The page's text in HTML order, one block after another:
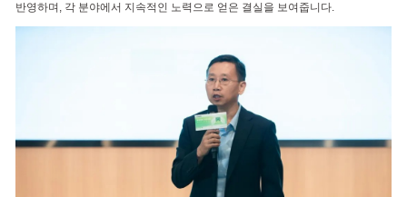
반영하며, 각 분야에서 지속적인 노력으로 얻은 결실을 보여줍니다.